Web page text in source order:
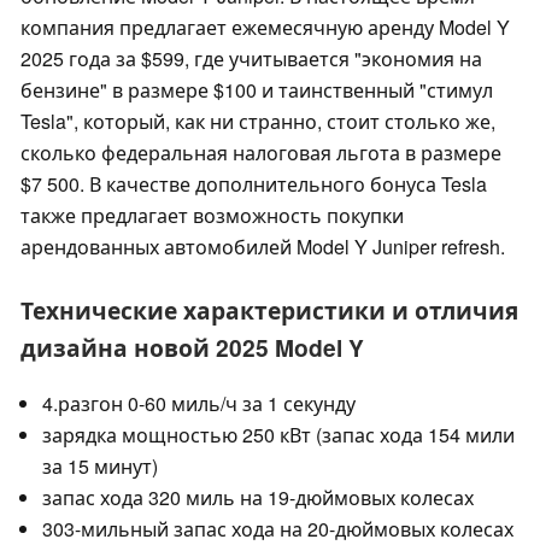
компания предлагает ежемесячную аренду Model Y
2025 года за $599, где учитывается "экономия на
бензине" в размере $100 и таинственный "стимул
Tesla", который, как ни странно, стоит столько же,
сколько федеральная налоговая льгота в размере
$7 500. В качестве дополнительного бонуса Tesla
также предлагает возможность покупки
арендованных автомобилей Model Y Juniper refresh.
Технические характеристики и отличия
дизайна новой 2025 Model Y
4.разгон 0-60 миль/ч за 1 секунду
зарядка мощностью 250 кВт (запас хода 154 мили
за 15 минут)
запас хода 320 миль на 19-дюймовых колесах
303-мильный запас хода на 20-дюймовых колесах